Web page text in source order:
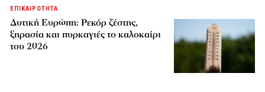
ΕΠΙΚΑΙΡΟΤΗΤΑ
Δυτική Ευρώπη: Ρεκόρ ζέστης,
ξηρασία και πυρκαγιές το καλοκαίρι
του 2026